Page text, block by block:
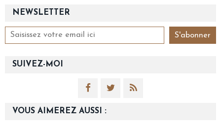
NEWSLETTER
SUIVEZ-MOI
VOUS AIMEREZ AUSSI :